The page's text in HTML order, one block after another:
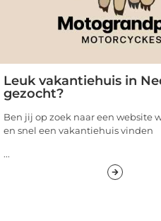
Leuk vakantiehuis in
gezocht?
Ben jij op zoek naar een website
en snel een vakantiehuis vinden
...